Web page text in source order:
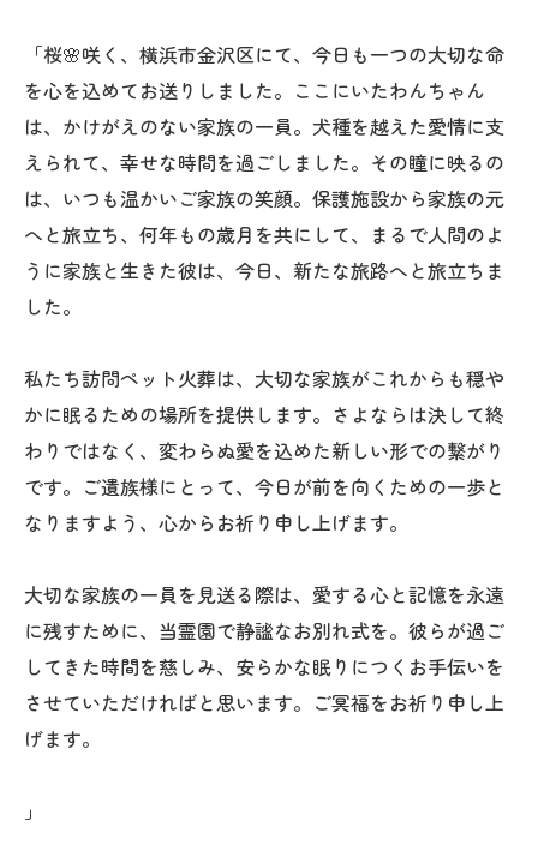
「桜🌸咲く、横浜市金沢区にて、今日も一つの大切な命
を心を込めてお送りしました。ここにいたわんちゃん
は、かけがえのない家族の一員。犬種を越えた愛情に支
えられて、幸せな時間を過ごしました。その瞳に映るの
は、いつも温かいご家族の笑顔。保護施設から家族の元
へと旅立ち、何年もの歳月を共にして、まるで人間のよ
うに家族と生きた彼は、今日、新たな旅路へと旅立ちま
した。
私たち訪問ペット火葬は、大切な家族がこれからも穏や
かに眠るための場所を提供します。さよならは決して終
わりではなく、変わらぬ愛を込めた新しい形での繋がり
です。ご遺族様にとって、今日が前を向くための一歩と
なりますよう、心からお祈り申し上げます。
大切な家族の一員を見送る際は、愛する心と記憶を永遠
に残すために、当霊園で静謐なお別れ式を。彼らが過ご
してきた時間を慈しみ、安らかな眠りにつくお手伝いを
させていただければと思います。ご冥福をお祈り申し上
げます。
」